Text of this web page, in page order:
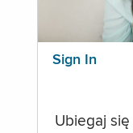
Sign In
Ubiegaj się